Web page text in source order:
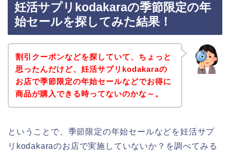
妊活サプリkodakaraの季節限定の年
始セールを探してみた結果！
割引クーポンなどを探していて、ちょっと
思ったんだけど、妊活サプリkodakaraの
お店で季節限定の年始セールなどでお得に
商品が購入できる時ってないのかな～。
ということで、季節限定の年始セールなどを妊活サプ
リkodakaraのお店で実施していないか？を調べてみる